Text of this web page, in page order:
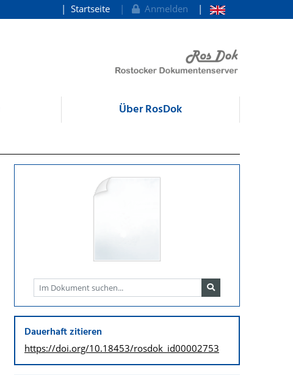
Startseite Anmelden
Über RosDok
Dauerhaft zitieren
https://doi.org/10.18453/rosdok_id00002753